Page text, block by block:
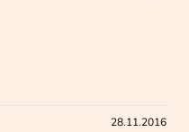
28.11.2016